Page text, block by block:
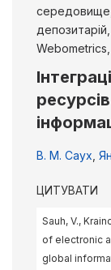
середовище,
Webometrics,
В. М. Саух
ЦИТУВАТИ
Sauh, V.,
of electronic
global